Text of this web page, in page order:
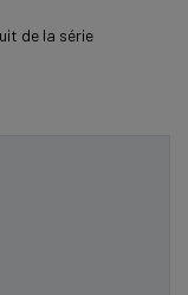
de la série